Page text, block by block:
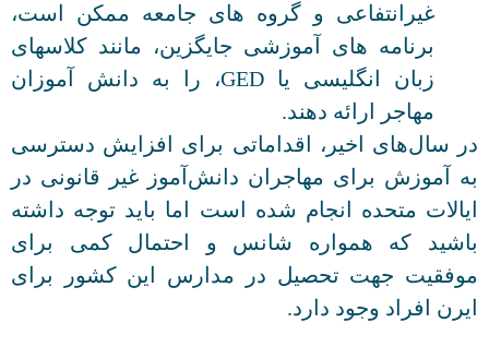
غیرانتفاعی و گروه های جامعه ممکن است،
برنامه های آموزشی جایگزین، مانند کلاسهای
زبان انگلیسی یا GED، را به دانش آموزان
مهاجر ارائه دهند.
در سال‌های اخیر، اقداماتی برای افزایش دسترسی
به آموزش برای مهاجران دانش‌آموز غیر قانونی در
ایالات متحده انجام شده است اما باید توجه داشته
باشید که همواره شانس و احتمال کمی برای
موفقیت جهت تحصیل در مدارس این کشور برای
ایرن افراد وجود دارد.